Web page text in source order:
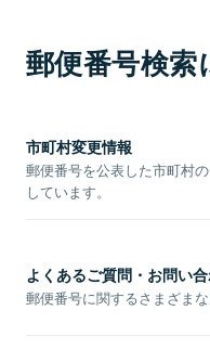
郵便番号検索
市町村変更情報
郵便番号を公表した市町村
しています。
よくあるご質問・お問い
郵便番号に関するさまざまな